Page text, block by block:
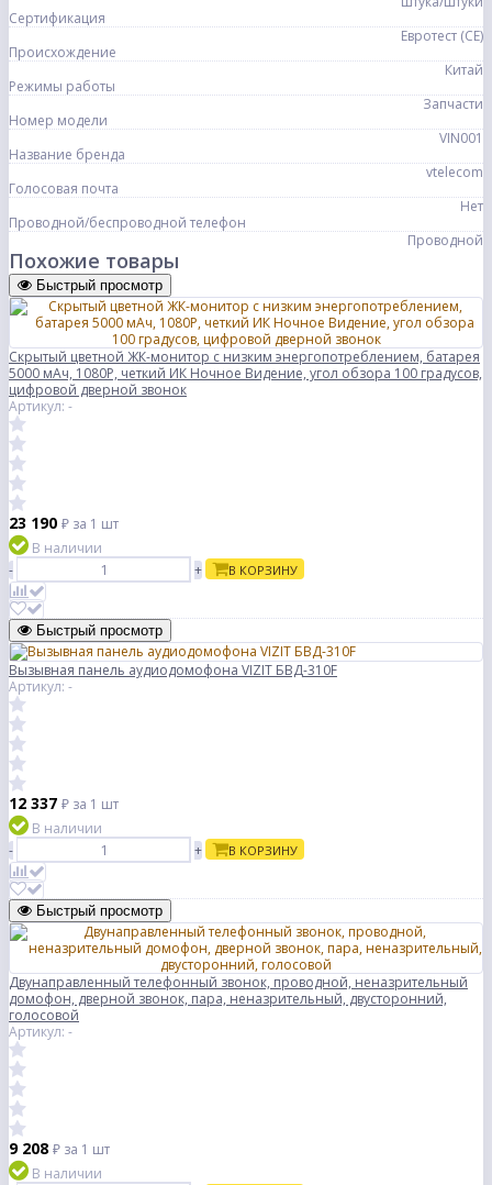
Сертификация
Евротест (СЕ)
Происхождение
Китай
Режимы работы
Запчасти
Номер модели
VIN001
Название бренда
vtelecom
Голосовая почта
Нет
Проводной/беспроводной телефон
Проводной
Похожие товары
Быстрый просмотр
Скрытый цветной ЖК-монитор с низким энергопотреблением, батарея
5000 мАч, 1080P, четкий ИК Ночное Видение, угол обзора 100 градусов,
цифровой дверной звонок
Артикул: -
23 190 ₽ за 1 шт
В наличии
-
+ В КОРЗИНУ
Быстрый просмотр
Вызывная панель аудиодомофона VIZIT БВД-310F
Артикул: -
12 337 ₽ за 1 шт
В наличии
-
+ В КОРЗИНУ
Быстрый просмотр
Двунаправленный телефонный звонок, проводной, неназрительный
домофон, дверной звонок, пара, неназрительный, двусторонний,
голосовой
Артикул: -
9 208 ₽ за 1 шт
В наличии